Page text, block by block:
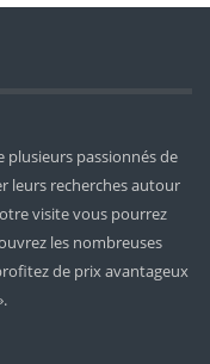
passionnés de
leurs recherches autour
visite vous pourrez
les nombreuses
de prix avantageux